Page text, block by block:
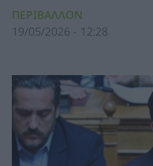
ΠΕΡΙΒΑΛΛΟΝ
19/05/2026 - 12:28